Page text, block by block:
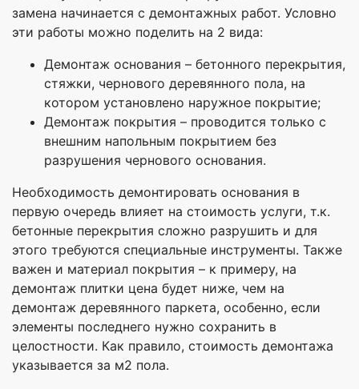
замена начинается с демонтажных работ. Условно
эти работы можно поделить на 2 вида:
Демонтаж основания – бетонного перекрытия,
стяжки, чернового деревянного пола, на
котором установлено наружное покрытие;
Демонтаж покрытия – проводится только с
внешним напольным покрытием без
разрушения чернового основания.
Необходимость демонтировать основания в
первую очередь влияет на стоимость услуги, т.к.
бетонные перекрытия сложно разрушить и для
этого требуются специальные инструменты. Также
важен и материал покрытия – к примеру, на
демонтаж плитки цена будет ниже, чем на
демонтаж деревянного паркета, особенно, если
элементы последнего нужно сохранить в
целостности. Как правило, стоимость демонтажа
указывается за м2 пола.